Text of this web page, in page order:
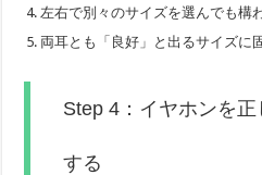
左右で別々のサイズを選んでも構
両耳とも「良好」と出るサイズに
Step 4：イヤホンを
する